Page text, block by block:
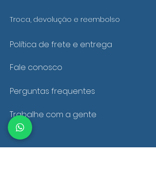
Troca, devolução e reembolso
Política de frete e entrega
Fale conosco
Perguntas frequentes
Trabalhe com a gente